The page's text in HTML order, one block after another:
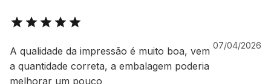
A qualidade da impressão é muito boa, vem
a quantidade correta, a embalagem poderia
melhorar um pouco
07/04/2026